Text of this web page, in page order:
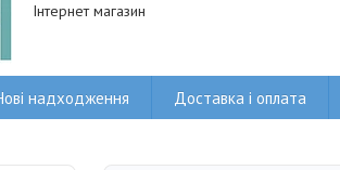
Інтернет магазин
надходження Доставка і оплата